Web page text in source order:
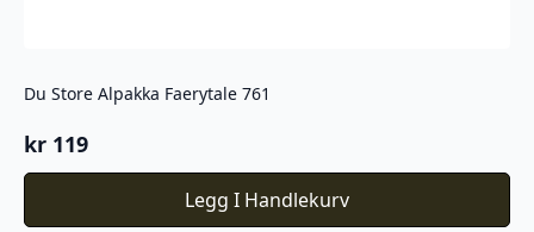
Du Store Alpakka Faerytale 761
kr 119
Legg I Handlekurv